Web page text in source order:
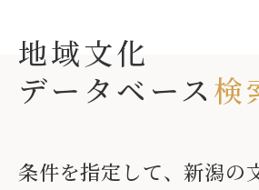
地域文化
データベース検
条件を指定して、新潟の